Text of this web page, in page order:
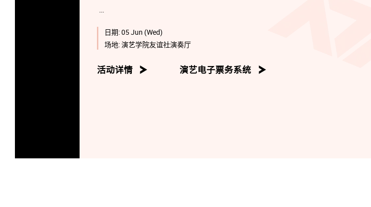
日期:05 Jun (Wed)
场地:演艺学院友谊社演奏厅
活动详情 演艺电子票务系统